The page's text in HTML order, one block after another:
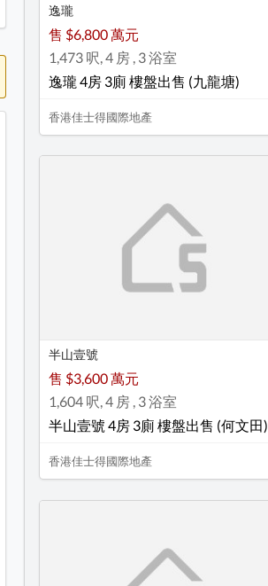
逸瓏
售 $6,800 萬元
1,473 呎, 4 房 , 3 浴室
逸瓏 4房 3廁 樓盤出售 (九龍塘)
香港佳士得國際地產
半山壹號
售 $3,600 萬元
1,604 呎, 4 房 , 3 浴室
半山壹號 4房 3廁 樓盤出售 (何文田)
香港佳士得國際地產